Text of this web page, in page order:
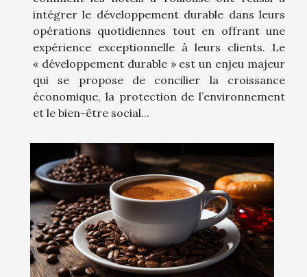
intégrer le développement durable dans leurs
opérations quotidiennes tout en offrant une
expérience exceptionnelle à leurs clients. Le
« développement durable » est un enjeu majeur
qui se propose de concilier la croissance
économique, la protection de l’environnement
et le bien-être social...